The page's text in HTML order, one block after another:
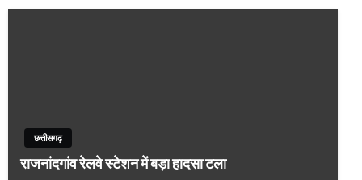
छत्तीसगढ़
राजनांदगांव रेलवे स्टेशन में बड़ा हादसा टला